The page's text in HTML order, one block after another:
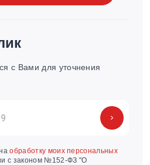
с Вами для уточнения
обработку моих персональных
с законом №152-ФЗ "О